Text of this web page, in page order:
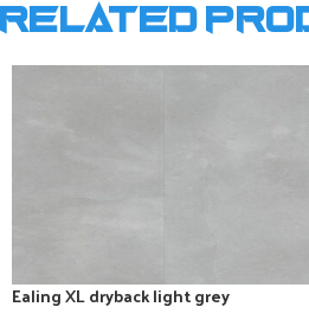
Related
Ealing XL dryback light grey